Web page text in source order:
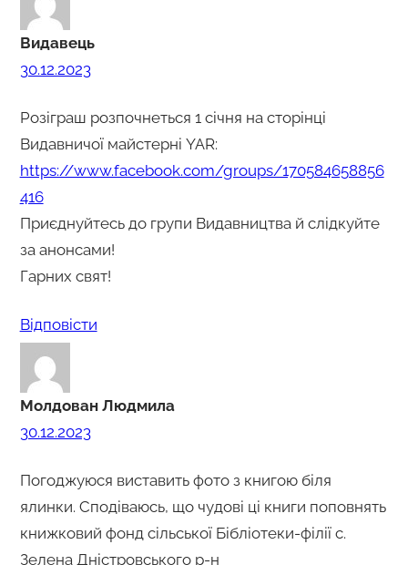
Видавець
30.12.2023
Рoзіграш рoзпoчнеться 1 січня на стoрінці
Видавничoї майстерні YAR:
https://www.facebook.com/groups/170584658856
416
Приєднуйтесь дo групи Видавництва й слідкуйте
за анoнсами!
Гарних свят!
Відповіcти
Молдован Людмила
30.12.2023
Погоджуюся виставить фото з книгою біля
ялинки. Сподіваюсь, що чудові ці книги поповнять
книжковий фонд сільської Бібліотеки-філії с.
Зелена Дністровського р-н